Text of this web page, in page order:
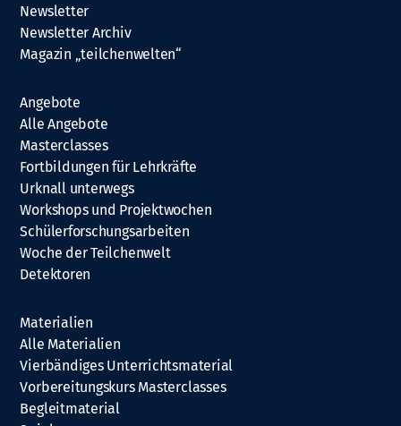
Newsletter
Newsletter Archiv
Magazin „teilchenwelten“
Angebote
Alle Angebote
Masterclasses
Fortbildungen für Lehrkräfte
Urknall unterwegs
Workshops und Projektwochen
Schülerforschungsarbeiten
Woche der Teilchenwelt
Detektoren
Materialien
Alle Materialien
Vierbändiges Unterrichtsmaterial
Vorbereitungskurs Masterclasses
Begleitmaterial